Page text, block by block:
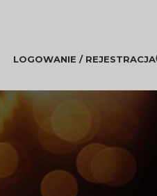
LOGOWANIE / REJESTRACJA